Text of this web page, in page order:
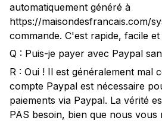
automatiquement généré à
https://maisondesfrancais.com/
commande. C'est rapide, facile et
Q : Puis-je payer avec Paypal
R : Oui ! Il est généralement mal
compte Paypal est nécessaire
paiements via Paypal. La vérité
PAS besoin, bien que nous vous